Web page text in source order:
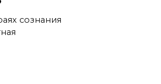
сознания